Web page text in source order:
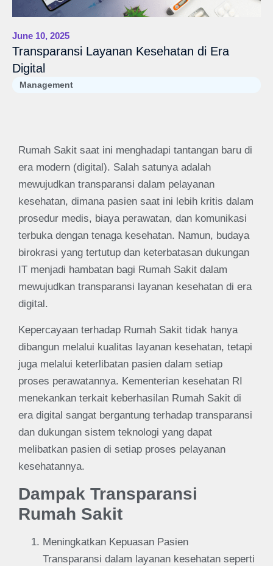
June 10, 2025
Transparansi Layanan Kesehatan di Era
Digital
Management
Rumah Sakit saat ini menghadapi tantangan baru di
era modern (digital). Salah satunya adalah
mewujudkan transparansi dalam pelayanan
kesehatan, dimana pasien saat ini lebih kritis dalam
prosedur medis, biaya perawatan, dan komunikasi
terbuka dengan tenaga kesehatan. Namun, budaya
birokrasi yang tertutup dan keterbatasan dukungan
IT menjadi hambatan bagi Rumah Sakit dalam
mewujudkan transparansi layanan kesehatan di era
digital.
Kepercayaan terhadap Rumah Sakit tidak hanya
dibangun melalui kualitas layanan kesehatan, tetapi
juga melalui keterlibatan pasien dalam setiap
proses perawatannya. Kementerian kesehatan RI
menekankan terkait keberhasilan Rumah Sakit di
era digital sangat bergantung terhadap transparansi
dan dukungan sistem teknologi yang dapat
melibatkan pasien di setiap proses pelayanan
kesehatannya.
Dampak Transparansi
Rumah Sakit
Meningkatkan Kepuasan Pasien
Transparansi dalam layanan kesehatan seperti